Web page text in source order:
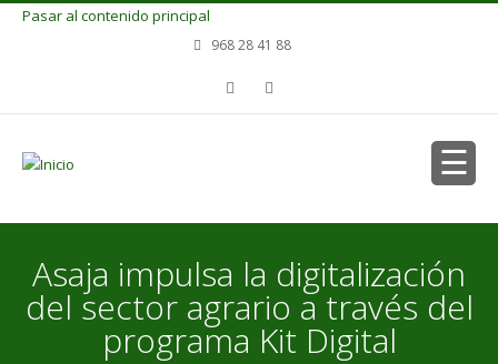
Pasar al contenido principal
968 28 41 88
Asaja impulsa la digitalización
del sector agrario a través del
programa Kit Digital